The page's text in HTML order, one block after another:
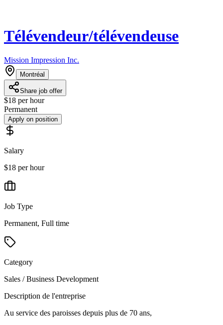
Télévendeur/télévendeuse
Mission Impression Inc.
Montréal
Share job offer
$18 per hour
Permanent
Apply on position
Salary
$18 per hour
Job Type
Permanent, Full time
Category
Sales / Business Development
Description de l'entreprise
Au service des paroisses depuis plus de 70 ans,